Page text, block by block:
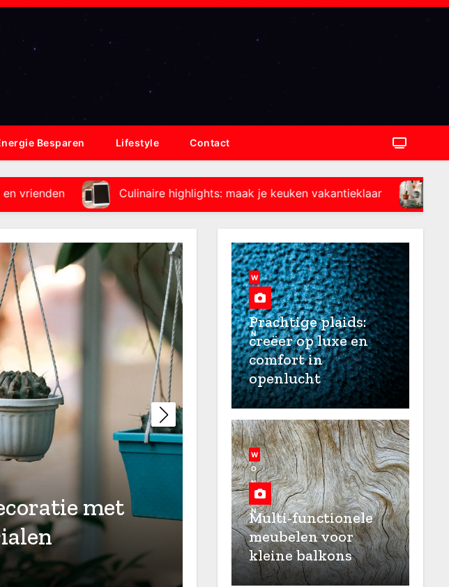
Besparen Lifestyle Contact
Culinaire highlights: maak je keuken vakantieklaar Duurzame
met
WONEN
Tuinfilms organiseren:
zomerse avonden
Jul 21, 2026 David
W
N
E
N
Prachtige plaids:
creëer op luxe en
comfort in
openlucht
W
O
N
E
N
Multi-functionele
meubelen voor
kleine balkons